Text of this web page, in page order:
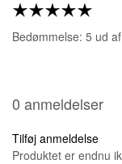
Bedømmelse: 5 ud
0 anmeldelser
Tilføj anmeldelse
Produktet er endnu